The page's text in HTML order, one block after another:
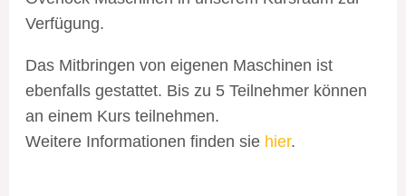
Verfügung.
Das Mitbringen von eigenen Maschinen ist
ebenfalls gestattet. Bis zu 5 Teilnehmer können
an einem Kurs teilnehmen.
Weitere Informationen finden sie hier.